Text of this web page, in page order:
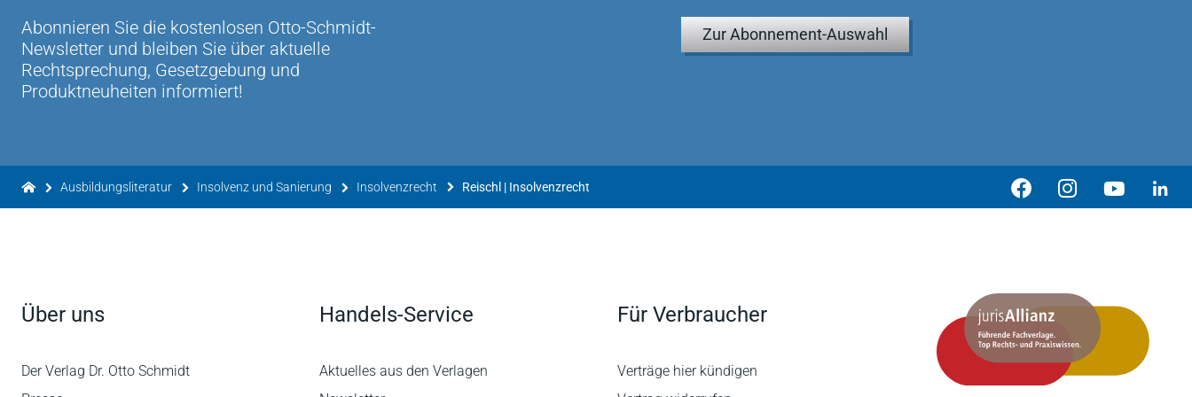
Abonnieren Sie die kostenlosen Otto-Schmidt-
Newsletter und bleiben Sie über aktuelle
Rechtsprechung, Gesetzgebung und
Produktneuheiten informiert!
Zur Abonnement-Auswahl
Ausbildungsliteratur Insolvenz und Sanierung Insolvenzrecht Reischl | Insolvenzrecht
Über uns
Der Verlag Dr. Otto Schmidt
Handels-Service
Aktuelles aus den Verlagen
Für Verbraucher
Verträge hier kündigen